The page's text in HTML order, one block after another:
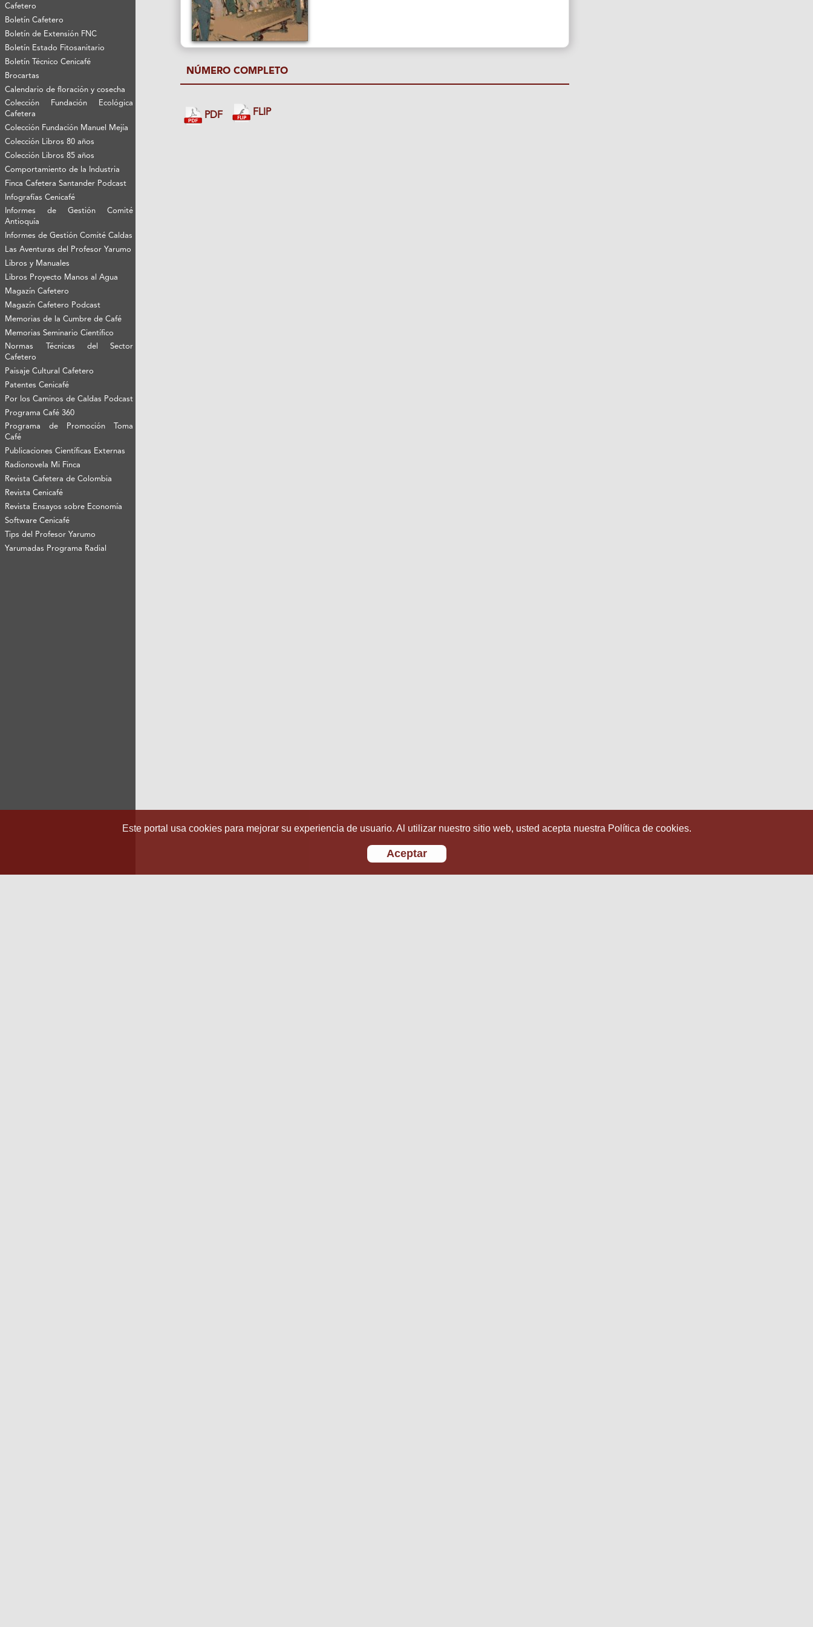
Cafetero
Boletín Cafetero
Boletín de Extensión FNC
Boletín Estado Fitosanitario
Boletín Técnico Cenicafé
Brocartas
Calendario de floración y cosecha
Colección Fundación Ecológica
Cafetera
Colección Fundación Manuel Mejía
Colección Libros 80 años
Colección Libros 85 años
Comportamiento de la Industria
Finca Cafetera Santander Podcast
Infografías Cenicafé
Informes de Gestión Comité
Antioquía
Informes de Gestión Comité Caldas
Las Aventuras del Profesor Yarumo
Libros y Manuales
Libros Proyecto Manos al Agua
Magazín Cafetero
Magazín Cafetero Podcast
Memorias de la Cumbre de Café
Memorias Seminario Científico
Normas Técnicas del Sector
Cafetero
Paisaje Cultural Cafetero
Patentes Cenicafé
Por los Caminos de Caldas Podcast
Programa Café 360
Programa de Promoción Toma
Café
Publicaciones Científicas Externas
Radionovela Mi Finca
Revista Cafetera de Colombia
Revista Cenicafé
Revista Ensayos sobre Economía
Software Cenicafé
Tips del Profesor Yarumo
Yarumadas Programa Radial
NÚMERO COMPLETO
PDF FLIP
Este portal usa cookies para mejorar su experiencia de usuario. Al utilizar nuestro sitio web, usted acepta nuestra Política de cookies.
Aceptar